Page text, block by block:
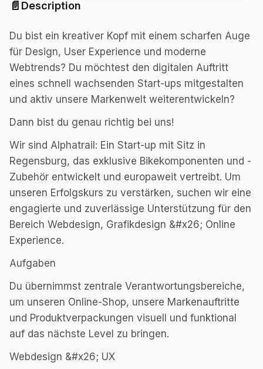
📄 Description
Du bist ein kreativer Kopf mit einem scharfen Auge
für Design, User Experience und moderne
Webtrends? Du möchtest den digitalen Auftritt
eines schnell wachsenden Start-ups mitgestalten
und aktiv unsere Markenwelt weiterentwickeln?
Dann bist du genau richtig bei uns!
Wir sind Alphatrail: Ein Start-up mit Sitz in
Regensburg, das exklusive Bikekomponenten und -
Zubehör entwickelt und europaweit vertreibt. Um
unseren Erfolgskurs zu verstärken, suchen wir eine
engagierte und zuverlässige Unterstützung für den
Bereich Webdesign, Grafikdesign &#x26; Online
Experience.
Aufgaben
Du übernimmst zentrale Verantwortungsbereiche,
um unseren Online-Shop, unsere Markenauftritte
und Produktverpackungen visuell und funktional
auf das nächste Level zu bringen.
Webdesign &#x26; UX